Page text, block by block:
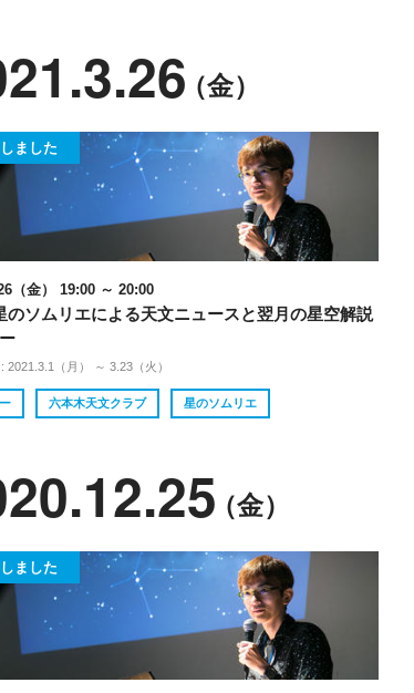
（金）
ました
（金） 19:00 ～ 20:00
のソムリエによる天文ニュースと翌月の星空解説
2021.3.1（月） ～ 3.23（火）
六本木天文クラブ 星のソムリエ
（金）
ました